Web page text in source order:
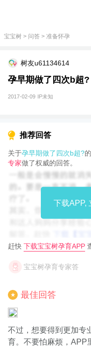
宝宝树 > 问答 > 准备怀孕
树友u61134614
孕早期做了四次b超?
2017-02-09 IP未知
推荐回答
关于孕早期做了四次b超?
专家做了权威的回答。
下载APP,
赶快 下载宝宝树孕育APP
宝宝树孕育专家答
★ 最佳回答
不过，想要得到更加专
育。不要怕麻烦，APP